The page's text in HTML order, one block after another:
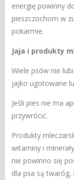
energię powinny
pieszczochom w
pokarmie.
Jaja i produkty
Wiele psów nie
jajko ugotowane
Jeśli pies nie ma
przywrócić.
Produkty
witaminy i
nie powinno się
dla psa są